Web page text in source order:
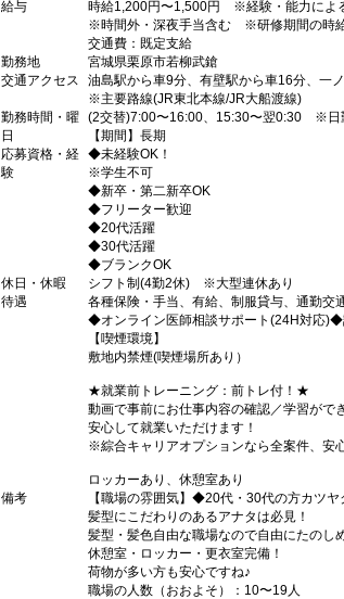
給与
時給1,200円〜1,500円 ※経験・能力によ
※時間外・深夜手当含む ※研修期間の時
交通費：既定支給
勤務地
宮城県栗原市若柳武鎗
交通アクセス
油島駅から車9分、有壁駅から車16分、一
※主要路線(JR東北本線/JR大船渡線)
勤務時間・曜
日
(2交替)7:00〜16:00、15:30〜翌0:30 ※日
【期間】長期
応募資格・経
験
◆未経験OK！
※学生不可
◆新卒・第二新卒OK
◆フリーター歓迎
◆20代活躍
◆30代活躍
◆ブランクOK
休日・休暇
シフト制(4勤2休) ※大型連休あり
待遇
各種保険・手当、有給、制服貸与、通勤
◆オンライン医師相談サポート(24H対応
【喫煙環境】
敷地内禁煙(喫煙場所あり）
★就業前トレーニング：前トレ付！★
動画で事前にお仕事内容の確認／学習がで
安心して就業いただけます！
※綜合キャリアオプションなら全案件、安
ロッカーあり、休憩室あり
備考
【職場の雰囲気】◆20代・30代の方カツ
髪型にこだわりのあるアナタは必見！
髪型・髪色自由な職場なので自由にたのし
休憩室・ロッカー・更衣室完備！
荷物が多い方も安心ですね♪
職場の人数（おおよそ）：10〜19人